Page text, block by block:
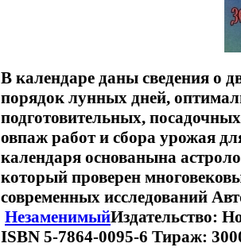
В календаре даны сведения о
порядок лунных дней,
подготовительных,
овпаж работ и сбора урожая
календаря основанына
который проверен
современных исследований
НезаменимыйИздательство:
ISBN 5-7864-0095-6 Тираж: